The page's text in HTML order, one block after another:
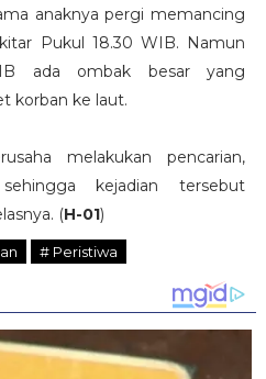
anaknya pergi memancing
Pukul 18.30 WIB. Namun
ada ombak besar yang
korban ke laut.
melakukan pencarian,
kejadian tersebut
(H-01)
# Peristiwa